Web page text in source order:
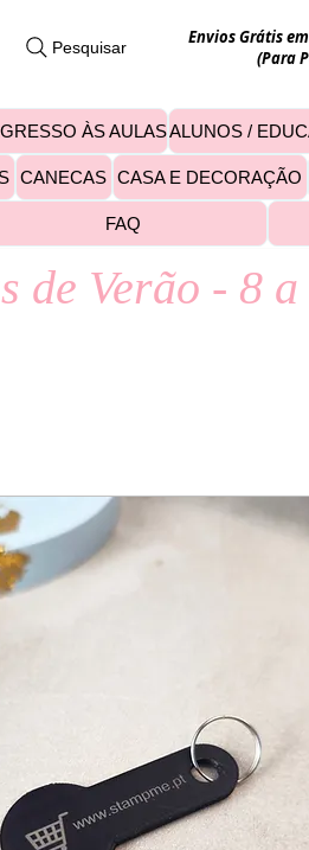
Pesquisar
Envios Grátis
(Para
ÀS AULASALUNOS /
CANECAS CASA E DECORAÇÃO
FAQ
Verão - 8 a